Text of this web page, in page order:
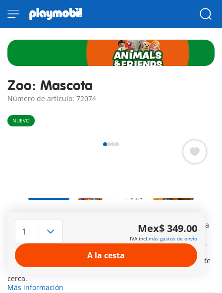
Zoo: Mascota
Número de artículo: 72074
NUEVO
visitantes del zoo de la ciudad de Playmobil. Con su graciosa
capucha, su parte trasera y las alas móviles, la pequeña
mascota se convierte en el centro de atención del zoológico.
En el varillaje hay tucanes, cacatúas y loros: ¡auténticas
estrellas del mundo de las aves tropicales! Un joven visitante
arroja comida a los pájaros multicolores y los observa de
cerca.
Más información
Mex$ 349.00
IVA incl.más gastos de envío
A la cesta